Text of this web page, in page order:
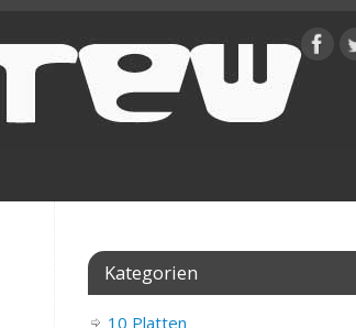
Kategorien
10 Platten